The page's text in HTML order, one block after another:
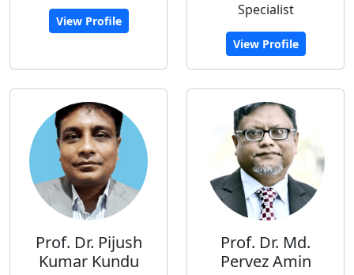
View Profile
Specialist
View Profile
Prof. Dr. Pijush
Kumar Kundu
Prof. Dr. Md.
Pervez Amin